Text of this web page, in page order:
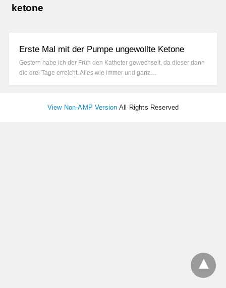
ketone
Erste Mal mit der Pumpe ungewollte Ketone
Gestern habe ich der Früh den Katheter gewechselt, da dieser dann
die drei Tage erreicht. Alles wie immer und ganz…
View Non-AMP Version All Rights Reserved